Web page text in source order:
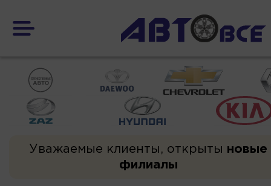
Уважаемые клиенты, открыты новые
филиалы